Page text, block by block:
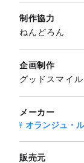
制作協力
ねんどろん
企画制作
グッドスマイ
メーカー
オランジュ・
販売元